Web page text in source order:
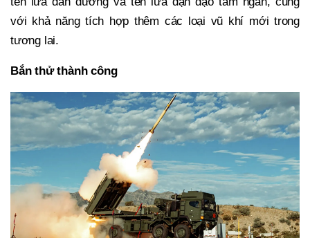
với khả năng tích hợp thêm các loại vũ khí mới trong
tương lai.
Bắn thử thành công